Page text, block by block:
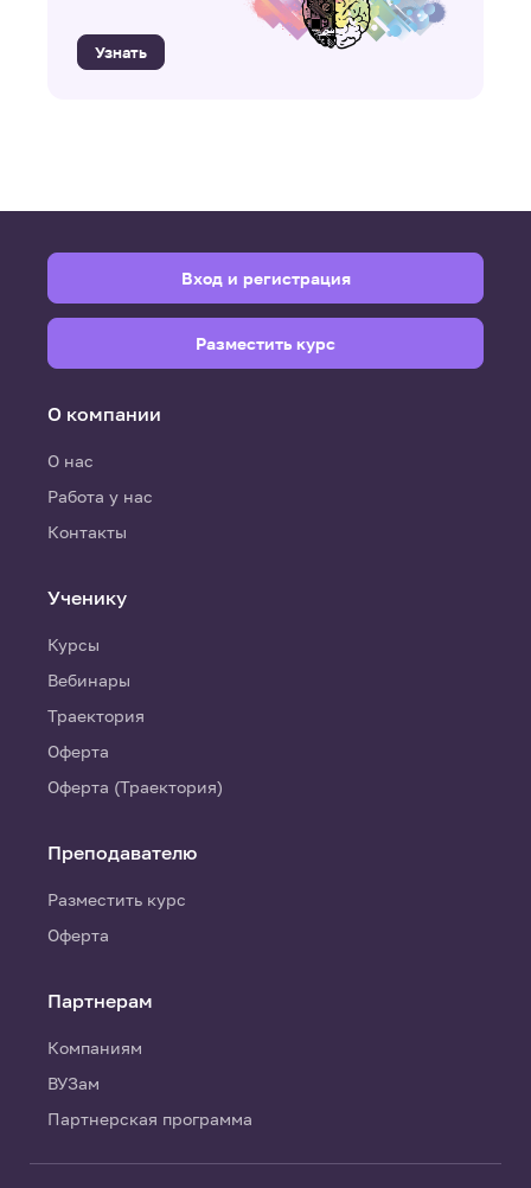
Узнать
О компании
О нас
Работа у нас
Контакты
Ученику
Курсы
Вебинары
Траектория
Оферта
Оферта (Траектория)
Преподавателю
Разместить курс
Оферта
Партнерам
Компаниям
ВУЗам
Партнерская программа
Вход и регистрация
Разместить курс